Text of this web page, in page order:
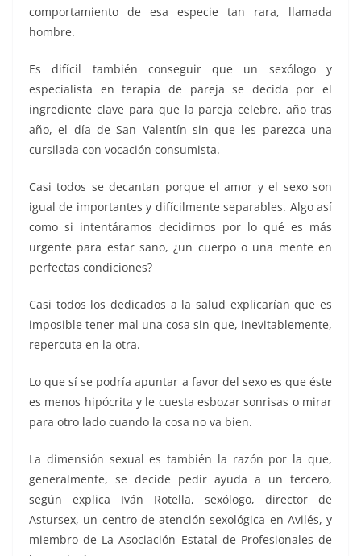
comportamiento de esa especie tan rara, llamada
hombre.
Es difícil también conseguir que un sexólogo y
especialista en terapia de pareja se decida por el
ingrediente clave para que la pareja celebre, año tras
año, el día de San Valentín sin que les parezca una
cursilada con vocación consumista.
Casi todos se decantan porque el amor y el sexo son
igual de importantes y difícilmente separables. Algo así
como si intentáramos decidirnos por lo qué es más
urgente para estar sano, ¿un cuerpo o una mente en
perfectas condiciones?
Casi todos los dedicados a la salud explicarían que es
imposible tener mal una cosa sin que, inevitablemente,
repercuta en la otra.
Lo que sí se podría apuntar a favor del sexo es que éste
es menos hipócrita y le cuesta esbozar sonrisas o mirar
para otro lado cuando la cosa no va bien.
La dimensión sexual es también la razón por la que,
generalmente, se decide pedir ayuda a un tercero,
según explica Iván Rotella, sexólogo, director de
Astursex, un centro de atención sexológica en Avilés, y
miembro de La Asociación Estatal de Profesionales de